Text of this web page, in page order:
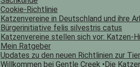
Cookie-Richtlinie
Katzenvereine in Deutschland und ihre
Bürgerinitiative felis silvestris catus
Katzenvereine stellen sich vor: Katzen-
Mein Ratgeber
Updates zu den neuen Richtlinien zur
Willkommen bei Gentle Creek •Die